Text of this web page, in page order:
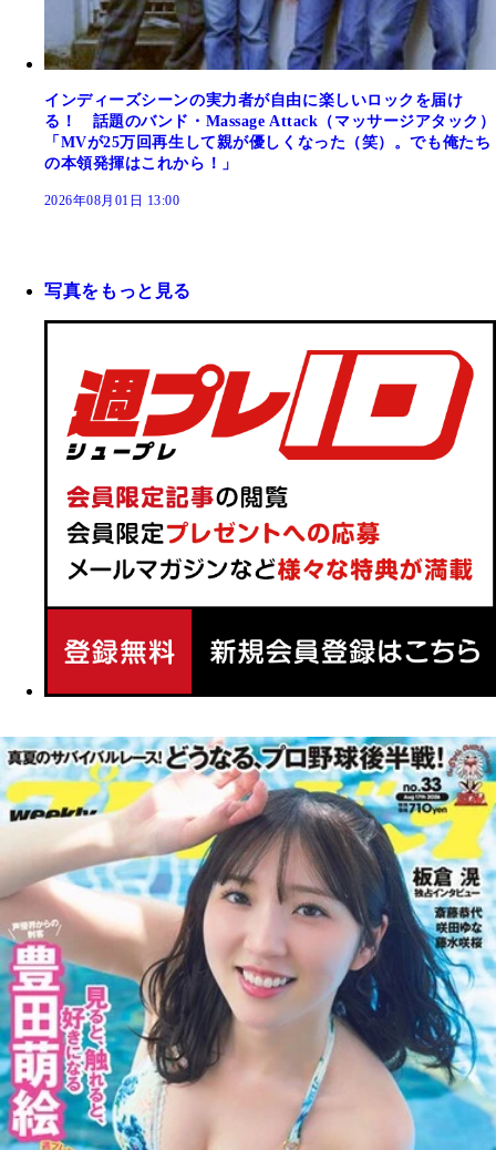
インディーズシーンの実力者が自由に楽しいロックを届け
る！ 話題のバンド・Massage Attack（マッサージアタック）
「MVが25万回再生して親が優しくなった（笑）。でも俺たち
の本領発揮はこれから！」
2026年08月01日 13:00
写真をもっと見る